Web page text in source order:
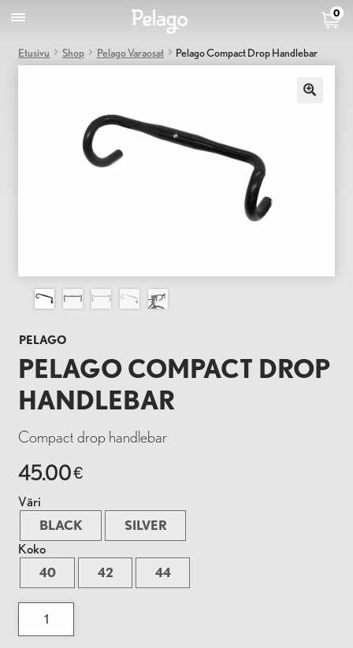
0
Etusivu Shop Pelago Varaosat Pelago Compact Drop Handlebar
PELAGO
PELAGO COMPACT DROP
HANDLEBAR
Compact drop handlebar
45.00€
Väri
BLACK
SILVER
Koko
40
42 44
Pelago
Compact
Drop